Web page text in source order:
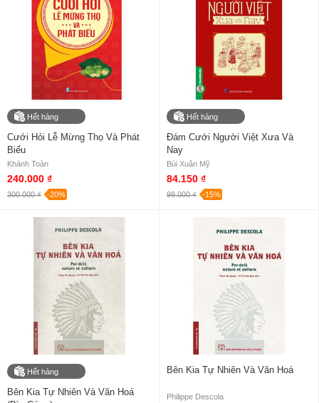
Hết hàng
Cưới Hỏi Lễ Mừng Thọ Và Phát
Biểu
Khánh Toàn
240.000 ₫
300.000 ₫ -20%
Hết hàng
Đám Cưới Người Việt Xưa Và
Nay
Bùi Xuân Mỹ
84.150 ₫
99.000 ₫ -15%
Hết hàng
Bên Kia Tự Nhiên Và Văn Hoá
Bên Kia Tự Nhiên Và Văn Hoá
Philippe Descola